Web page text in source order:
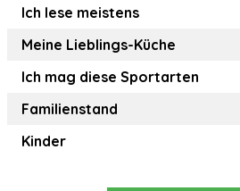
Ich lese meistens
Meine Lieblings-Küche
Ich mag diese Sportarten
Familienstand
Kinder